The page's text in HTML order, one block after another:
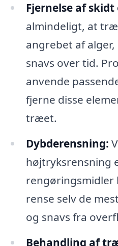
Fjernelse af skidt
almindeligt, at
angrebet af
snavs over tid.
anvende
fjerne disse
træet.
Dybderensning:
højtryksrensning
rengøringsmidler
rense selv de
og snavs fra
Behandling af